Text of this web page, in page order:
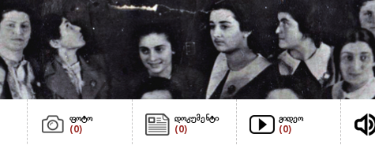
ფოტო
(0)
დოკუმენტი
(0)
ვიდეო
(0)